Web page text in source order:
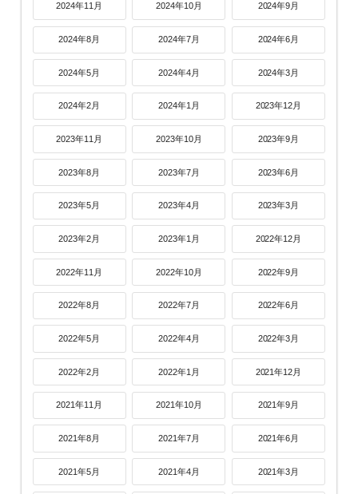
2024年11月 2024年10月 2024年9月
2024年8月 2024年7月 2024年6月
2024年5月 2024年4月 2024年3月
2024年2月 2024年1月 2023年12月
2023年11月 2023年10月 2023年9月
2023年8月 2023年7月 2023年6月
2023年5月 2023年4月 2023年3月
2023年2月 2023年1月 2022年12月
2022年11月 2022年10月 2022年9月
2022年8月 2022年7月 2022年6月
2022年5月 2022年4月 2022年3月
2022年2月 2022年1月 2021年12月
2021年11月 2021年10月 2021年9月
2021年8月 2021年7月 2021年6月
2021年5月 2021年4月 2021年3月